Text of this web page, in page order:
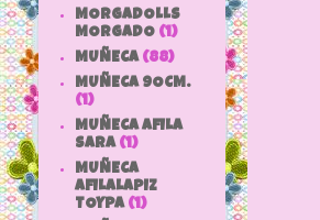
MORGADOLLS
MORGADO (1)
MUÑECA (88)
MUÑECA 9OCM.
(1)
MUÑECA AFILA
SARA (1)
MUÑECA
AFILALAPIZ
TOYPA (1)